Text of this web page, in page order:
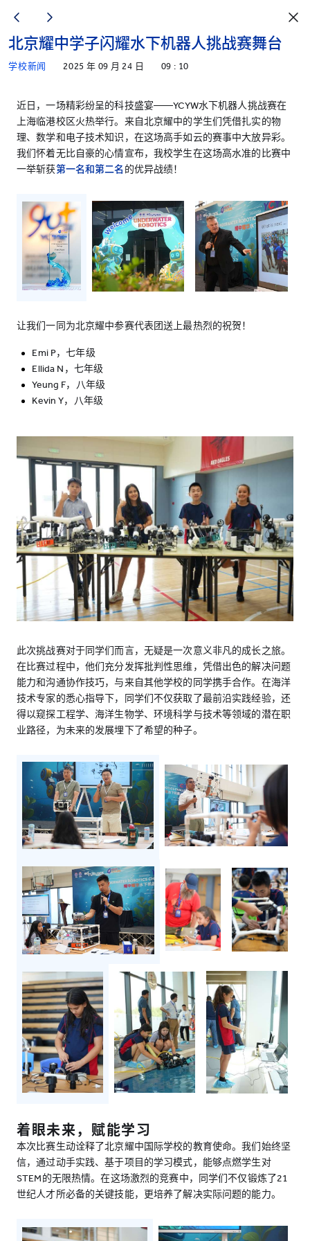
北京耀中学子闪耀水下机器人挑战赛舞台
学校新闻 2025 年 09 月 24 日 09 : 10
近日，一场精彩纷呈的科技盛宴——YCYW水下机器人挑战赛在
上海临港校区火热举行。来自北京耀中的学生们凭借扎实的物
理、数学和电子技术知识，在这场高手如云的赛事中大放异彩。
我们怀着无比自豪的心情宣布，我校学生在这场高水准的比赛中
一举斩获第一名和第二名 的优异战绩！
让我们一同为北京耀中参赛代表团送上最热烈的祝贺！
Emi P，七年级
Ellida N，七年级
Yeung F，八年级
Kevin Y，八年级
此次挑战赛对于同学们而言，无疑是一次意义非凡的成长之旅。
在比赛过程中，他们充分发挥批判性思维，凭借出色的解决问题
能力和沟通协作技巧，与来自其他学校的同学携手合作。在海洋
技术专家的悉心指导下，同学们不仅获取了最前沿实践经验，还
得以窥探工程学、海洋生物学、环境科学与技术等领域的潜在职
业路径，为未来的发展埋下了希望的种子。
着眼未来，赋能学习
本次比赛生动诠释了北京耀中国际学校的教育使命。我们始终坚
信，通过动手实践、基于项目的学习模式，能够点燃学生对
STEM的无限热情。在这场激烈的竞赛中，同学们不仅锻炼了21
世纪人才所必备的关键技能，更培养了解决实际问题的能力。